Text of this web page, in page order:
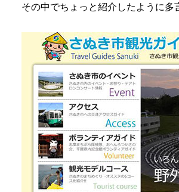
その中でちょっと紹介したように多